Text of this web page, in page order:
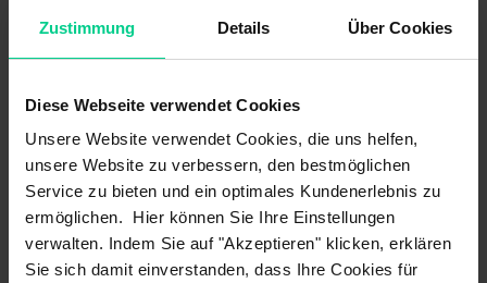
Zustimmung Details Über Cookies
Diese Webseite verwendet Cookies
Unsere Website verwendet Cookies, die uns helfen,
unsere Website zu verbessern, den bestmöglichen
Service zu bieten und ein optimales Kundenerlebnis zu
ermöglichen. Hier können Sie Ihre Einstellungen
verwalten. Indem Sie auf "Akzeptieren" klicken, erklären
Sie sich damit einverstanden, dass Ihre Cookies für
Tension de commutation max.: 48 V AC
descendant
Type de contact S2: -
Propriétés